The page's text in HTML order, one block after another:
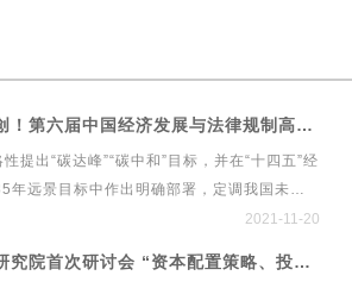
论坛 | 前瞻引领共创！第六届中国经济发展与法律规制高峰论坛暨首个绿色立体法律生态平台“绿法ECO”&建设工程行业法律健康指数发布会
提出“碳达峰”“碳中和”目标，并在“十四五”经
年远景目标中作出明确部署，定调我国未来
行业实现绿色发展，既需要有顶层设计和战略
景下，绿法（国际）联盟、北京市道可特律师
2021-11-20
研讨会 | 绿法联盟研究院首次研讨会 “资本配置策略、投资实践与管理之道”